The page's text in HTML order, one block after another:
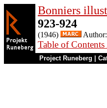
Bonniers
923-924
(1946) Author:
Table of
Project Runeberg